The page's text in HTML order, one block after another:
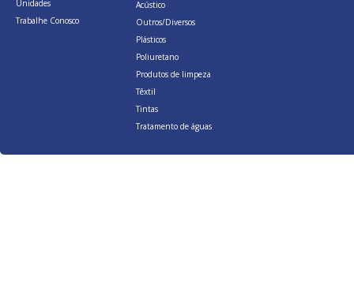
Unidades
Trabalhe Conosco
Acústico
Outros/Diversos
Plásticos
Poliuretano
Produtos de limpeza
Têxtil
Tintas
Tratamento de águas